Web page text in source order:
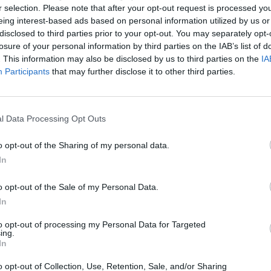
selection. Please note that after your opt-out request is processed
interest-based ads based on personal information utilized by us
to third parties prior to your opt-out. You may separately
of your personal information by third parties on the IAB’s list of
This information may also be disclosed by us to third parties on the
Participants that may further disclose it to other third parties.
Data Processing Opt Outs
opt-out of the Sharing of my personal data.
opt-out of the Sale of my Personal Data.
opt-out of processing my Personal Data for Targeted
opt-out of Collection, Use, Retention, Sale, and/or Sharing
elrendelt nyomozás során a Fővárosi
parancs elrendelését néhány órával követõen, az
Szervezett Bûnözés Elleni Igazgatósága
ma 19:00 órakor Bécsben elfogták Kulcsár Attilát,
hazai pénz- és tőkepiaci botrányának egyedüli
rendőrségtől kapott információk alapján fogták el és
tegnap kora este. Elfogásakor Kulcsár nem tanúsított...
portfolio.hu hírarchívumához tartozik, melynek olvasása